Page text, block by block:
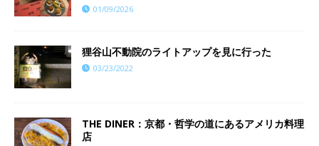
01/09/2026
狸谷山不動院のライトアップを見に行った
03/23/2022
THE DINER：京都・哲学の道にあるアメリカ料理
店